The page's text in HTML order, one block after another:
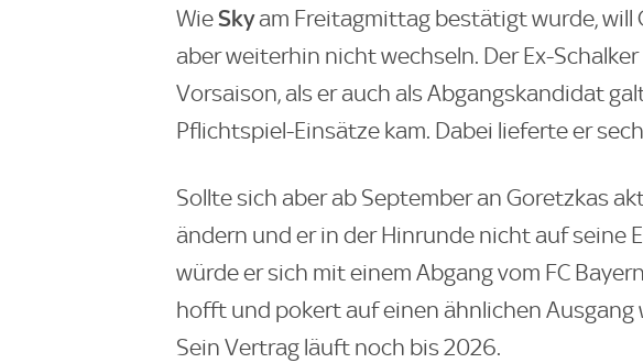
WieSkyam Freitagmittag bestätigt wurde, will
aber weiterhin nicht wechseln. Der Ex-
Vorsaison, als er auch als Abgangskandidat
Pflichtspiel-Einsätze kam. Dabei lieferte er
Sollte sich aber ab September an Goretzkas
ändern und er in der Hinrunde nicht auf seine
würde er sich mit einem Abgang vom FC
hofft und pokert auf einen ähnlichen Ausgang
Sein Vertrag läuft noch bis 2026.